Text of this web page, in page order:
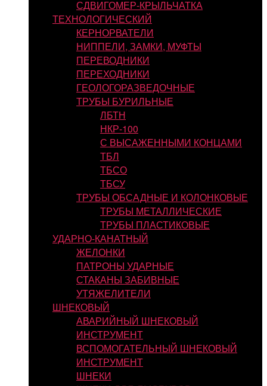
СДВИГОМЕР-КРЫЛЬЧАТКА
ТЕХНОЛОГИЧЕСКИЙ
КЕРНОРВАТЕЛИ
НИППЕЛИ, ЗАМКИ, МУФТЫ
ПЕРЕВОДНИКИ
ПЕРЕХОДНИКИ
ГЕОЛОГОРАЗВЕДОЧНЫЕ
ТРУБЫ БУРИЛЬНЫЕ
ЛБТН
НКР-100
С ВЫСАЖЕННЫМИ КОНЦАМИ
ТБЛ
ТБСО
ТБСУ
ТРУБЫ ОБСАДНЫЕ И КОЛОНКОВЫЕ
ТРУБЫ МЕТАЛЛИЧЕСКИЕ
ТРУБЫ ПЛАСТИКОВЫЕ
УДАРНО-КАНАТНЫЙ
ЖЕЛОНКИ
ПАТРОНЫ УДАРНЫЕ
СТАКАНЫ ЗАБИВНЫЕ
УТЯЖЕЛИТЕЛИ
ШНЕКОВЫЙ
АВАРИЙНЫЙ ШНЕКОВЫЙ
ИНСТРУМЕНТ
ВСПОМОГАТЕЛЬНЫЙ ШНЕКОВЫЙ
ИНСТРУМЕНТ
ШНЕКИ